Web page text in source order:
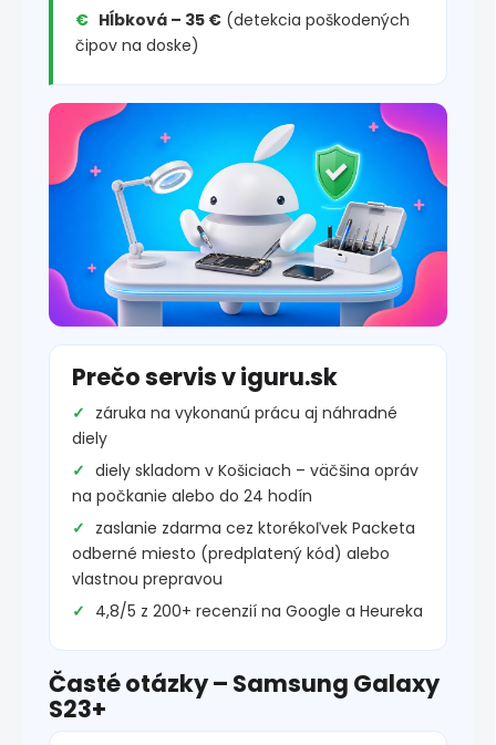
Hĺbková – 35 € (detekcia poškodených
čipov na doske)
Prečo servis v iguru.sk
záruka na vykonanú prácu aj náhradné
diely
diely skladom v Košiciach – väčšina opráv
na počkanie alebo do 24 hodín
zaslanie zdarma cez ktorékoľvek Packeta
odberné miesto (predplatený kód) alebo
vlastnou prepravou
4,8/5 z 200+ recenzií na Google a Heureka
Časté otázky – Samsung Galaxy
S23+